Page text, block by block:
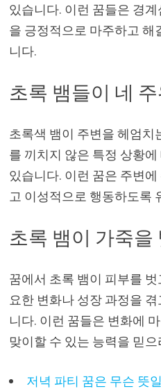
있습니다. 이런 꿈들은 경
을 긍정적으로 마주하고 해
니다.
초록 뱀들이 네
초록색 뱀이 주변을 헤엄치
를 끼치지 않은 특정 상황
있습니다. 이런 꿈은 주변
고 이성적으로 행동하도록
초록 뱀이 가죽을
꿈에서 초록 뱀이 피부를
요한 변화나 성장 과정을
니다. 이런 꿈들은 변화에
맞이할 수 있는 능력을 믿
저녁 파티 꿈은 무슨 뜻